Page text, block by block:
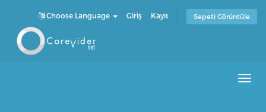
Choose Language Giriş Kayıt Sepeti Görüntüle